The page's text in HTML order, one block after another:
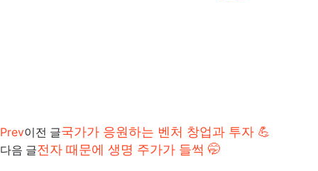
Prev이전 글국가가 응원하는 벤처 창업과 투자 💪
다음 글전자 때문에 생명 주가가 들썩 🤭